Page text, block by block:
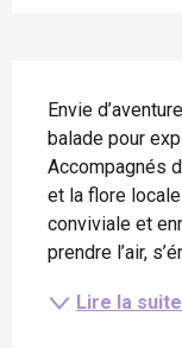
Envie
balade pour
Accompagnés
et la flore
conviviale et
prendre l’air,
Lire la suite